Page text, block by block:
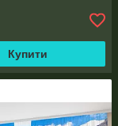
телефону,
а також
Купити